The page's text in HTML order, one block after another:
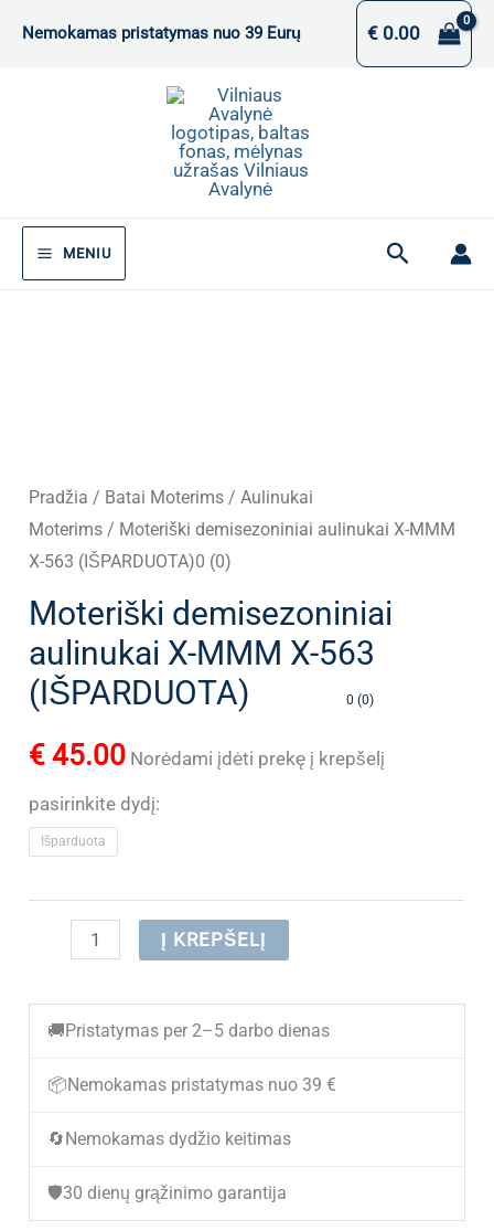
Nemokamas pristatymas nuo 39 Eurų €0.00
MENIU Paieška
Pradžia / Batai Moterims /Aulinukai
Moterims / Moteriški demisezoniniai aulinukai X-MMM
X-563 (IŠPARDUOTA)0 (0)
Moteriški demisezoniniai
aulinukai X-MMM X-563
(IŠPARDUOTA)
0 (0)
€ 45.00 Norėdami įdėti prekę į krepšelį
pasirinkite dydį:
Išparduota
produkto
Moteriški
demisezoniniai
aulinukai
MMM
Į KREPŠELĮ
🚚 Pristatymas per 2–5 darbo dienas
📦 Nemokamas pristatymas nuo 39 €
🔄 Nemokamas dydžio keitimas
🛡️30 dienų grąžinimo garantija